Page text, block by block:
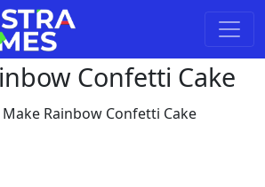
Confetti Cake
Make Rainbow Confetti Cake